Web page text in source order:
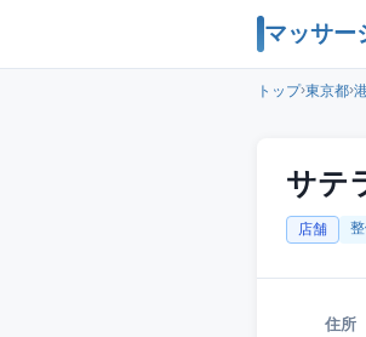
マッサー
トップ›東京都›
サテ
店舗
住所